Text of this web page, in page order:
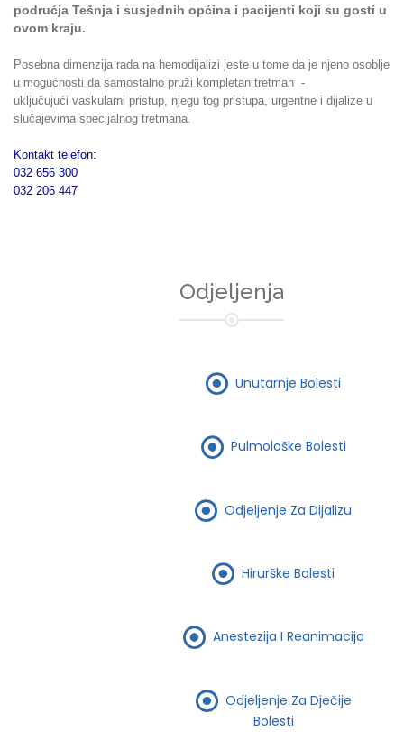
podrućja Tešnja i susjednih općina i pacijenti koji su gosti u
ovom kraju.
Posebna dimenzija rada na hemodijalizi jeste u tome da je njeno osoblje
u mogućnosti da samostalno pruži kompletan tretman -
uključujući vaskularni pristup, njegu tog pristupa, urgentne i dijalize u
slučajevima specijalnog tretmana.
Kontakt telefon:
032 656 300
032 206 447
Odjeljenja
Unutarnje Bolesti
Pulmološke Bolesti
Odjeljenje Za Dijalizu
Hirurške Bolesti
Anestezija I Reanimacija
Odjeljenje Za Dječije
Bolesti